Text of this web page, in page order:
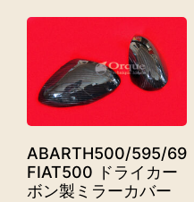
ABARTH500/595/695,
FIAT500 ドライカー
ボン製ミラーカバー